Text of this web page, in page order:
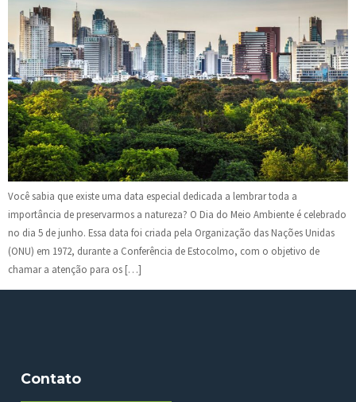
Você sabia que existe uma data especial dedicada a lembrar toda a
importância de preservarmos a natureza? O Dia do Meio Ambiente é celebrado
no dia 5 de junho. Essa data foi criada pela Organização das Nações Unidas
(ONU) em 1972, durante a Conferência de Estocolmo, com o objetivo de
chamar a atenção para os […]
Contato